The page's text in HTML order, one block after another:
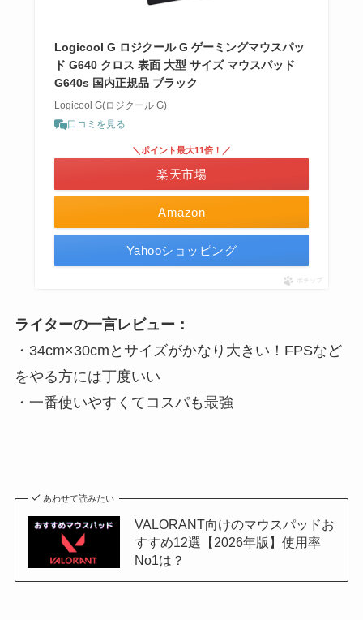
Logicool G ロジクール G ゲーミングマウスパッ
ド G640 クロス 表面 大型 サイズ マウスパッド
G640s 国内正規品 ブラック
Logicool G(ロジクール G)
口コミを見る
Amazon
＼ポイント最大11倍！／
楽天市場
Yahooショッピング
ポチップ
ライターの一言レビュー：
・34cm×30cmとサイズがかなり大きい！FPSなど
をやる方には丁度いい
・一番使いやすくてコスパも最強
あわせて読みたい
VALORANT向けのマウスパッドお
すすめ12選【2026年版】使用率
No1は？